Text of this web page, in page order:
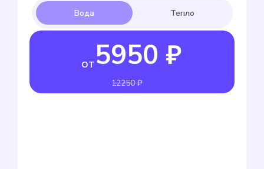
от5950 ₽
12250 ₽